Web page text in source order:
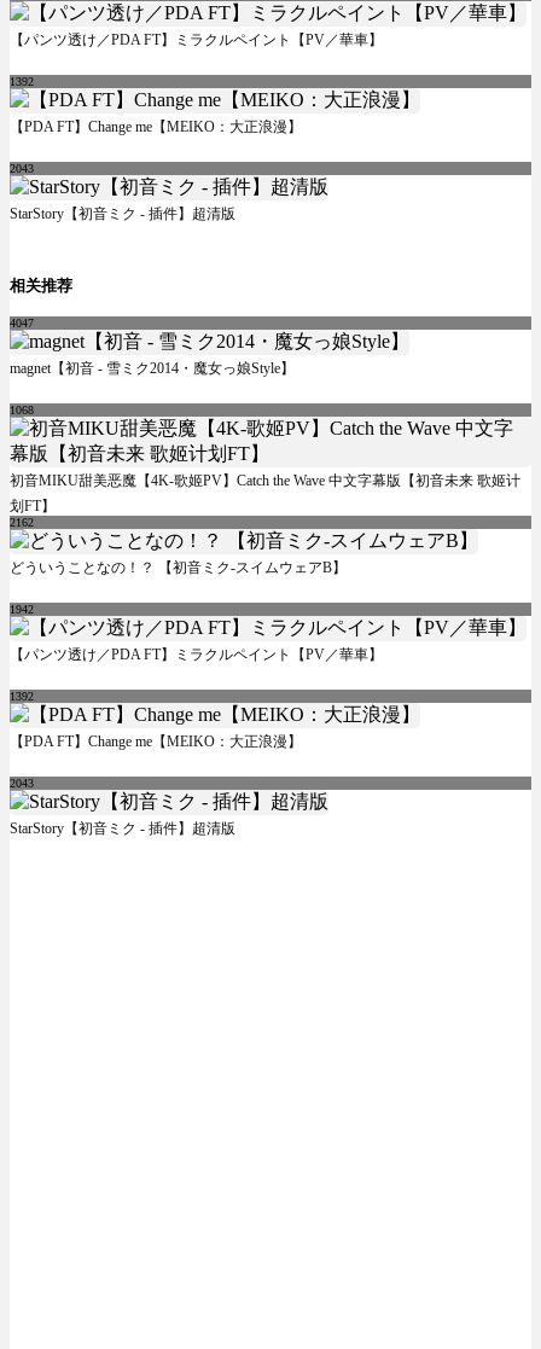
【パンツ透け／PDA FT】ミラクルペイント【PV／華車】
1392
【PDA FT】Change me【MEIKO：大正浪漫】
2043
StarStory【初音ミク - 插件】超清版
相关推荐
4047
magnet【初音 - 雪ミク2014・魔女っ娘Style】
1068
初音MIKU甜美恶魔【4K-歌姬PV】Catch the Wave 中文字幕版【初音未来 歌姬计
划FT】
2162
どういうことなの！？ 【初音ミク-スイムウェアB】
1942
【パンツ透け／PDA FT】ミラクルペイント【PV／華車】
1392
【PDA FT】Change me【MEIKO：大正浪漫】
2043
StarStory【初音ミク - 插件】超清版